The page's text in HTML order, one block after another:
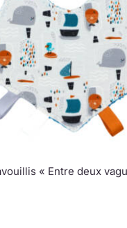
« Entre deux